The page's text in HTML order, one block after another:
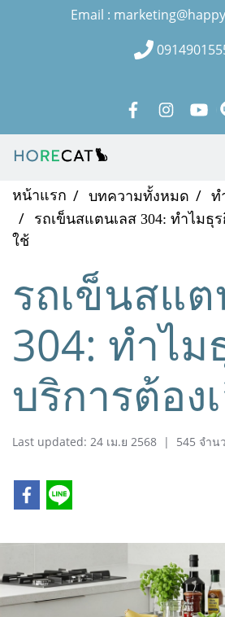
Email :
หน้าแรก บทความทั้งหมด
ท
รถเข็นสแตนเลส 304: ทำไมธุ
ใช้
รถเข็นสแต
304: ทำไม
บริการต้อง
Last updated: 24 เม.ย 2568 | 545 จำน